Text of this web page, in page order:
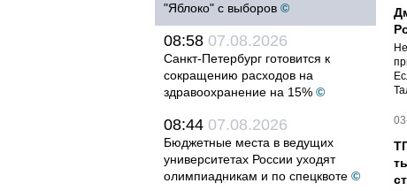
"Яблоко" с выборов ©
08:58 07.08.2026
Санкт-Петербург готовится к
сокращению расходов на
здравоохранение на 15% ©
08:44 07.08.2026
Бюджетные места в ведущих
университетах России уходят
олимпиадникам и по спецквоте ©